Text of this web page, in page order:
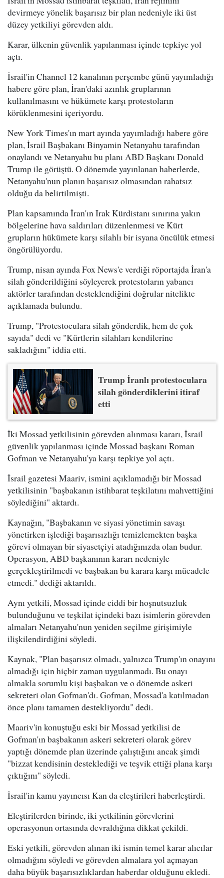
devirmeye yönelik başarısız bir plan nedeniyle iki üst
düzey yetkiliyi görevden aldı.
Karar, ülkenin güvenlik yapılanması içinde tepkiye yol
açtı.
İsrail'in Channel 12 kanalının perşembe günü yayımladığı
habere göre plan, İran'daki azınlık gruplarının
kullanılmasını ve hükümete karşı protestoların
körüklenmesini içeriyordu.
New York Times'ın mart ayında yayımladığı habere göre
plan, İsrail Başbakanı Binyamin Netanyahu tarafından
onaylandı ve Netanyahu bu planı ABD Başkanı Donald
Trump ile görüştü. O dönemde yayınlanan haberlerde,
Netanyahu'nun planın başarısız olmasından rahatsız
olduğu da belirtilmişti.
Plan kapsamında İran'ın Irak Kürdistanı sınırına yakın
bölgelerine hava saldırıları düzenlenmesi ve Kürt
grupların hükümete karşı silahlı bir isyana öncülük etmesi
öngörülüyordu.
Trump, nisan ayında Fox News'e verdiği röportajda İran'a
silah gönderildiğini söyleyerek protestoların yabancı
aktörler tarafından desteklendiğini doğrular nitelikte
açıklamada bulundu.
Trump, "Protestoculara silah gönderdik, hem de çok
sayıda" dedi ve "Kürtlerin silahları kendilerine
sakladığını" iddia etti.
Trump İranlı protestoculara
silah gönderdiklerini itiraf
etti
İki Mossad yetkilisinin görevden alınması kararı, İsrail
güvenlik yapılanması içinde Mossad başkanı Roman
Gofman ve Netanyahu'ya karşı tepkiye yol açtı.
İsrail gazetesi Maariv, ismini açıklamadığı bir Mossad
yetkilisinin "başbakanın istihbarat teşkilatını mahvettiğini
söylediğini" aktardı.
Kaynağın, "Başbakanın ve siyasi yönetimin savaşı
yönetirken işlediği başarısızlığı temizlemekten başka
görevi olmayan bir siyasetçiyi atadığınızda olan budur.
Operasyon, ABD başkanının kararı nedeniyle
gerçekleştirilmedi ve başbakan bu karara karşı mücadele
etmedi." dediği aktarıldı.
Aynı yetkili, Mossad içinde ciddi bir hoşnutsuzluk
bulunduğunu ve teşkilat içindeki bazı isimlerin görevden
almaları Netanyahu'nun yeniden seçilme girişimiyle
ilişkilendirdiğini söyledi.
Kaynak, "Plan başarısız olmadı, yalnızca Trump'ın onayını
almadığı için hiçbir zaman uygulanmadı. Bu onayı
almakla sorumlu kişi başbakan ve o dönemde askeri
sekreteri olan Gofman'dı. Gofman, Mossad'a katılmadan
önce planı tamamen destekliyordu" dedi.
Maariv'in konuştuğu eski bir Mossad yetkilisi de
Gofman'ın başbakanın askeri sekreteri olarak görev
yaptığı dönemde plan üzerinde çalıştığını ancak şimdi
"bizzat kendisinin desteklediği ve teşvik ettiği plana karşı
çıktığını" söyledi.
İsrail'in kamu yayıncısı Kan da eleştirileri haberleştirdi.
Eleştirilerden birinde, iki yetkilinin görevlerini
operasyonun ortasında devraldığına dikkat çekildi.
Eski yetkili, görevden alınan iki ismin temel karar alıcılar
olmadığını söyledi ve görevden almalara yol açmayan
daha büyük başarısızlıklardan haberdar olduğunu ekledi.